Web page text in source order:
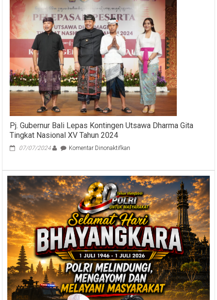
Program
Pendidikan
Antikorupsi
di
Bali
Mulai
Berjalan
2020
Pj. Gubernur Bali Lepas Kontingen Utsawa Dharma Gita
Tingkat Nasional XV Tahun 2024
07/07/2024 Komentar Dinonaktifkan
Lepas
Kontingen
Utsawa
Dharma
Gita
Tingkat
Nasional
XV
Tahun
2024